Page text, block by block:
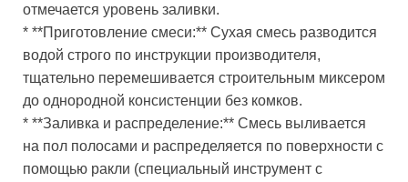
отмечается уровень заливки.
* **Приготовление смеси:** Сухая смесь разводится
водой строго по инструкции производителя,
тщательно перемешивается строительным миксером
до однородной консистенции без комков.
* **Заливка и распределение:** Смесь выливается
на пол полосами и распределяется по поверхности с
помощью ракли (специальный инструмент с